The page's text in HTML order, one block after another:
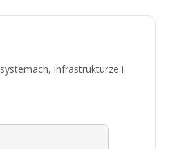
infrastrukturze i